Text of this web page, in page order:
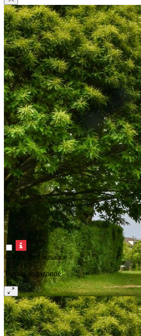
© Ville de Lausanne
Terrain engazonné